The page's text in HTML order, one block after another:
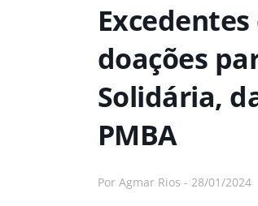
doações
Solidária,
PMBA
Por Agmar Rios - 28/01/2024